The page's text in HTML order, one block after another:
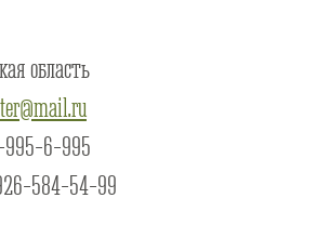
область
995-6-995
584-54-99